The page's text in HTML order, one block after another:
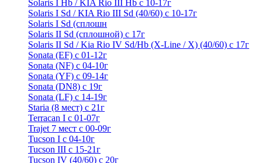
Solaris I Hb / KIA Rio III Hb с 10-17г
Solaris I Sd / KIA Rio III Sd (40/60) с 10-17г
Solaris I Sd (сплошн
Solaris II Sd (сплошной) с 17г
Solaris II Sd / Kia Rio IV Sd/Hb (X-Line / X) (40/60) с 17г
Sonata (EF) с 01-12г
Sonata (NF) с 04-10г
Sonata (YF) с 09-14г
Sonata (DN8) с 19г
Sonata (LF) с 14-19г
Staria (8 мест) c 21г
Terracan I c 01-07г
Trajet 7 мест с 00-09г
Tucson I c 04-10г
Tucson III с 15-21г
Tucson IV (40/60) с 20г